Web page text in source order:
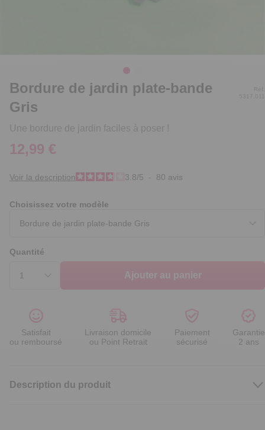
Bordure de jardin plate-bande
Gris
Une bordure de jardin faciles à poser !
Réf.
5317.011
12,99 €
Voir la description 3.8/5 - 80 avis
Choisissez votre modèle
Quantité
Ajouter au panier
Satisfait
ou remboursé
Livraison domicile
ou Point Retrait
Paiement
sécurisé
Garantie
2 ans
Description du produit